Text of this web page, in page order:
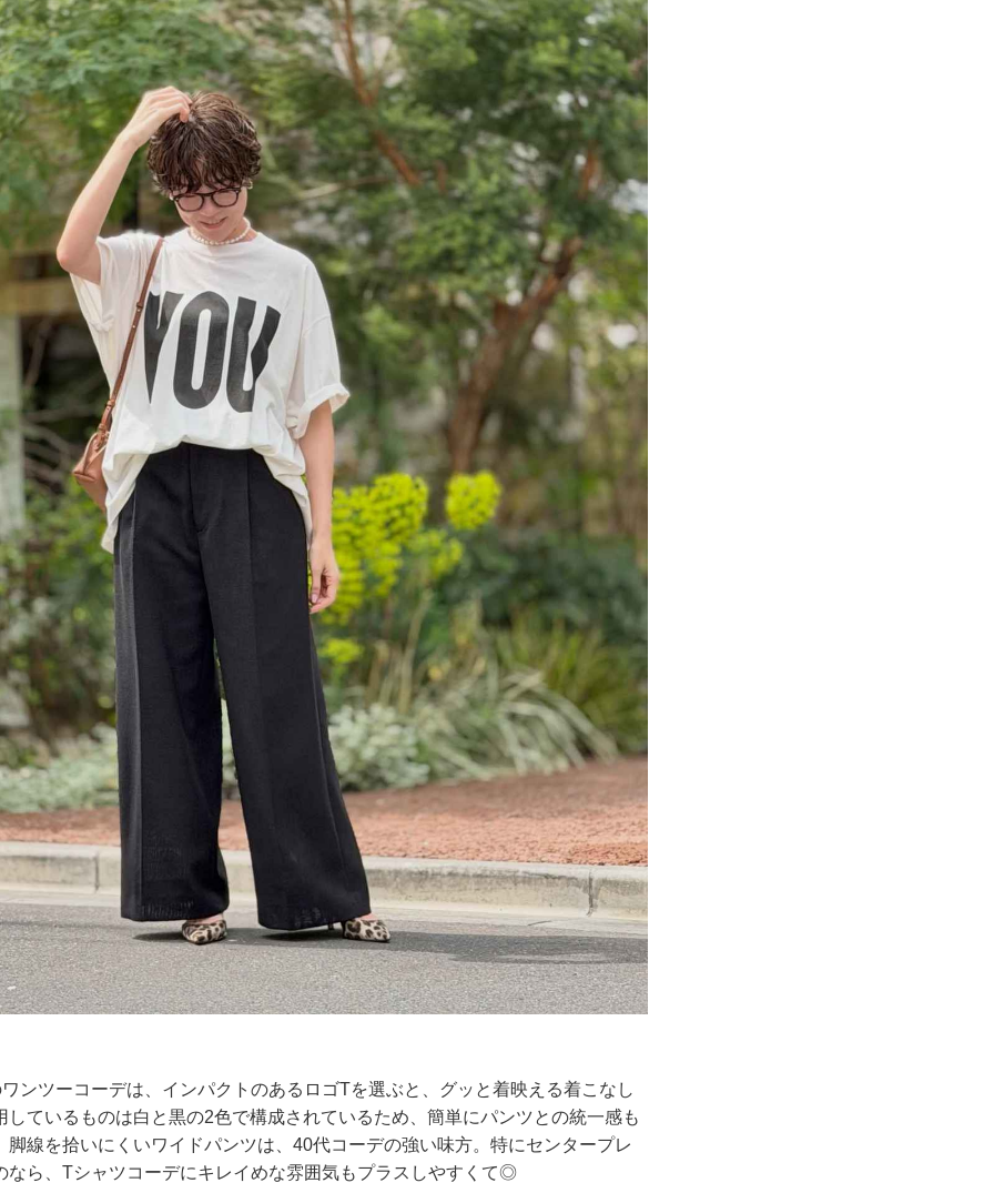
ンツーコーデは、インパクトのあるロゴTを選ぶと、グッと着映える着こなし
しているものは白と黒の2色で構成されているため、簡単にパンツとの統一感も
脚線を拾いにくいワイドパンツは、40代コーデの強い味方。特にセンタープレ
なら、Tシャツコーデにキレイめな雰囲気もプラスしやすくて◎